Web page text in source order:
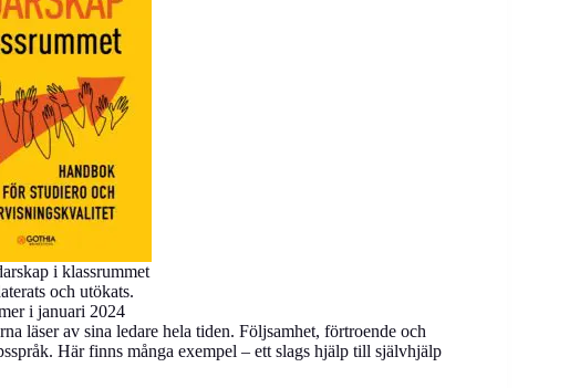
i klassrummet
och utökats.
i januari 2024
läser av sina ledare hela tiden. Följsamhet, förtroende och
Här finns många exempel – ett slags hjälp till självhjälp